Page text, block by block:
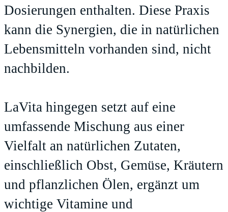
Dosierungen enthalten. Diese Praxis
kann die Synergien, die in natürlichen
Lebensmitteln vorhanden sind, nicht
nachbilden.
LaVita hingegen setzt auf eine
umfassende Mischung aus einer
Vielfalt an natürlichen Zutaten,
einschließlich Obst, Gemüse, Kräutern
und pflanzlichen Ölen, ergänzt um
wichtige Vitamine und